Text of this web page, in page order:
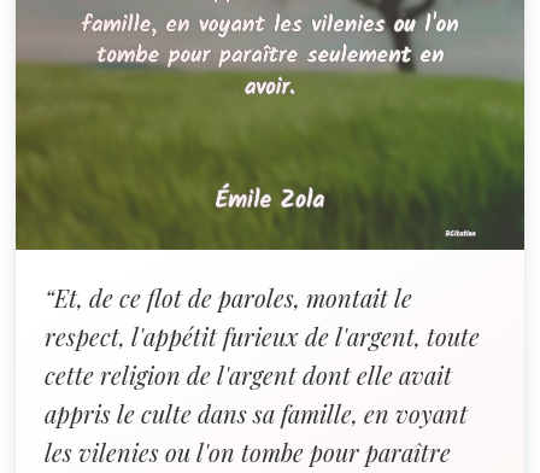
“Et, de ce flot de paroles, montait le
respect, l'appétit furieux de l'argent, toute
cette religion de l'argent dont elle avait
appris le culte dans sa famille, en voyant
les vilenies ou l'on tombe pour paraître